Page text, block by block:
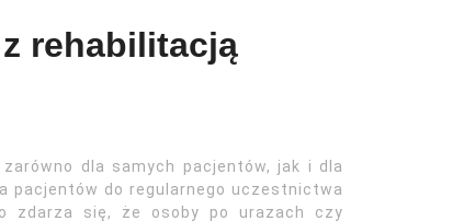
rehabilitacją
dla samych pacjentów, jak i dla
pacjentów do regularnego uczestnictwa
zdarza się, że osoby po urazach czy